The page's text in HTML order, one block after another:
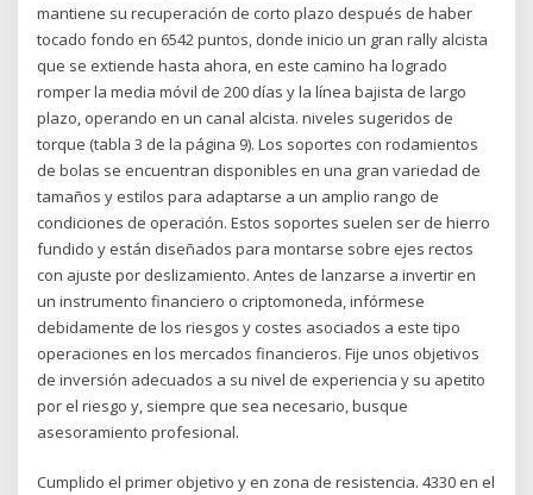
mantiene su recuperación de corto plazo después de haber
tocado fondo en 6542 puntos, donde inicio un gran rally alcista
que se extiende hasta ahora, en este camino ha logrado
romper la media móvil de 200 días y la línea bajista de largo
plazo, operando en un canal alcista. niveles sugeridos de
torque (tabla 3 de la página 9). Los soportes con rodamientos
de bolas se encuentran disponibles en una gran variedad de
tamaños y estilos para adaptarse a un amplio rango de
condiciones de operación. Estos soportes suelen ser de hierro
fundido y están diseñados para montarse sobre ejes rectos
con ajuste por deslizamiento. Antes de lanzarse a invertir en
un instrumento financiero o criptomoneda, infórmese
debidamente de los riesgos y costes asociados a este tipo
operaciones en los mercados financieros. Fije unos objetivos
de inversión adecuados a su nivel de experiencia y su apetito
por el riesgo y, siempre que sea necesario, busque
asesoramiento profesional.
Cumplido el primer objetivo y en zona de resistencia. 4330 en el